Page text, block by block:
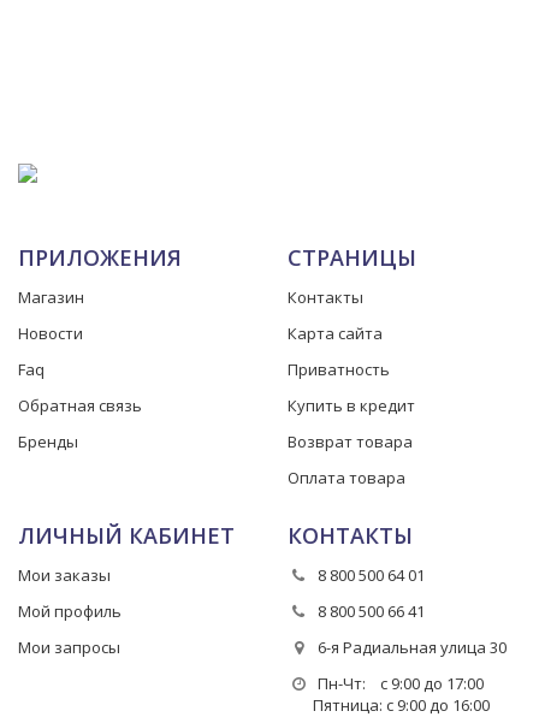
ПРИЛОЖЕНИЯ
Магазин
Новости
Faq
Обратная связь
Бренды
СТРАНИЦЫ
Контакты
Карта сайта
Приватность
Купить в кредит
Возврат товара
Оплата товара
ЛИЧНЫЙ КАБИНЕТ
Мои заказы
Мой профиль
Мои запросы
КОНТАКТЫ
8 800 500 64 01
8 800 500 66 41
6-я Радиальная улица 30
Пн-Чт: с 9:00 до 17:00
Пятница: с 9:00 до 16:00